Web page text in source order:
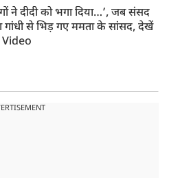
ने दीदी को भगा दिया…’, जब संसद
गांधी से भिड़ गए ममता के सांसद, देखें
Video